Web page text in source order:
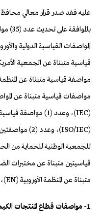
عليه فقد صدر قرار
بالموافقة على تحديث
عدد
المواصفات القياسية
قياسية متبناة عن الجمعية
مواصفة قياسية متبناة عن
مواصفات قياسية متبناة عن
(
IEC)، وعدد (1) مواصفة
(
ISO/IEC)، وعدد (2) مواصفتين قياسيتين
للجمعية الوطنية للحماية من
قياسيتين متبناة عن مختبرات
متبناة عن المنظمة الأوروبية (EN)،
1- مواصفات قطاع المنتجات الكيميائية والبترولية: